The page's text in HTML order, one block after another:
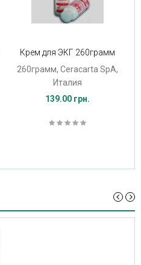
Крем для ЭКГ 260грамм
260грамм, Ceracarta SpA,
Италия
139.00 грн.